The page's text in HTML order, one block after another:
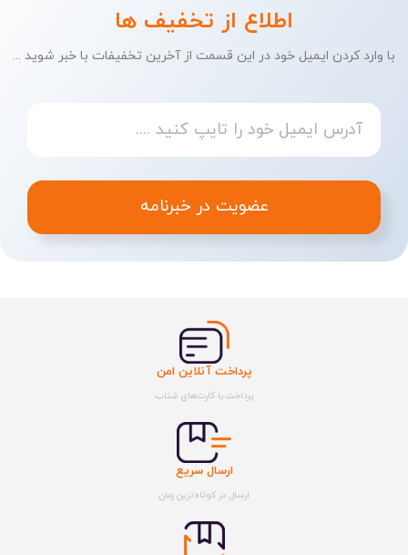
اطلاع از تخفیف ها
با وارد کردن ایمیل خود در این قسمت از آخرین تخفیفات با خبر شوید ...
عضویت در خبرنامه
پرداخت آنلاین امن
پرداخت با کارت‌های شتاب
ارسال سریع
ارسال در کوتاه‌ترین زمان